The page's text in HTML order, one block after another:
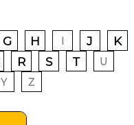
G H I J
K
R S T U
Y Z